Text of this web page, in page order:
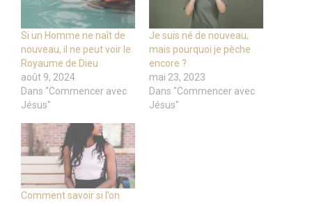
Si un Homme ne naît de
nouveau, il ne peut voir le
Royaume de Dieu
août 9, 2024
Dans "Commencer avec
Jésus"
Je suis né de nouveau,
mais pourquoi je pèche
encore ?
mai 23, 2023
Dans "Commencer avec
Jésus"
Comment savoir si l’on